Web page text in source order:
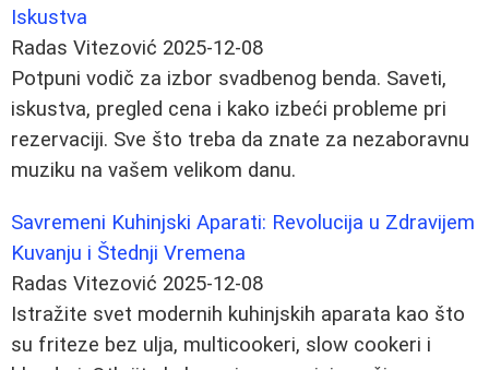
Iskustva
Radas Vitezović 2025-12-08
Potpuni vodič za izbor svadbenog benda. Saveti,
iskustva, pregled cena i kako izbeći probleme pri
rezervaciji. Sve što treba da znate za nezaboravnu
muziku na vašem velikom danu.
Savremeni Kuhinjski Aparati: Revolucija u Zdravijem
Kuvanju i Štednji Vremena
Radas Vitezović 2025-12-08
Istražite svet modernih kuhinjskih aparata kao što
su friteze bez ulja, multicookeri, slow cookeri i